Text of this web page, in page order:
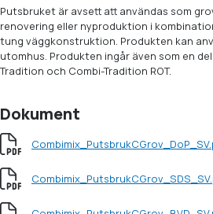
Putsbruket är avsett att användas som
renovering eller nyproduktion i
tung väggkonstruktion. Produkten kan
utomhus. Produkten ingår även som en
Tradition och Combi-Tradition ROT.
Dokument